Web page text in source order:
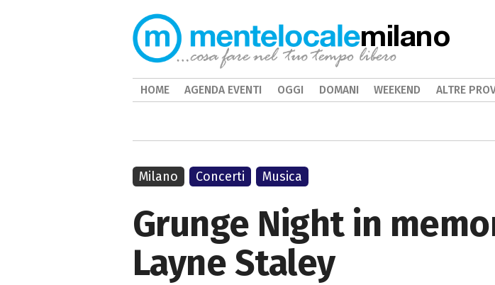
Grunge Night in
Layne Staley
Milano Concerti Musica
milano
HOME AGENDA EVENTI OGGI DOMANI WEEKEND ALTRE